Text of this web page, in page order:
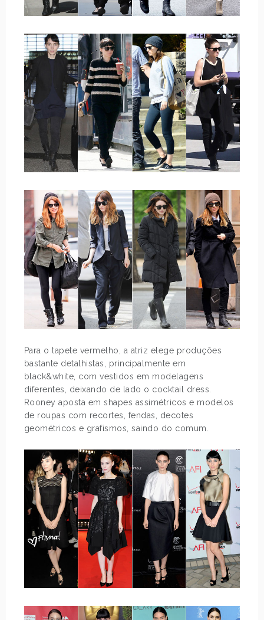
Para o tapete vermelho, a atriz elege produções
bastante detalhistas, principalmente em
black&white, com vestidos em modelagens
diferentes, deixando de lado o cocktail dress.
Rooney aposta em shapes assimétricos e modelos
de roupas com recortes, fendas, decotes
geométricos e grafismos, saindo do comum.